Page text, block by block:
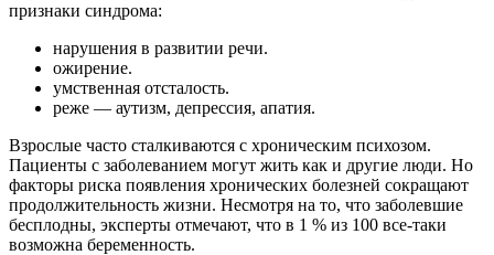
признаки синдрома:
нарушения в развитии речи.
ожирение.
умственная отсталость.
реже — аутизм, депрессия, апатия.
Взрослые часто сталкиваются с хроническим психозом.
Пациенты с заболеванием могут жить как и другие люди. Но
факторы риска появления хронических болезней сокращают
продолжительность жизни. Несмотря на то, что заболевшие
бесплодны, эксперты отмечают, что в 1 % из 100 все-таки
возможна беременность.